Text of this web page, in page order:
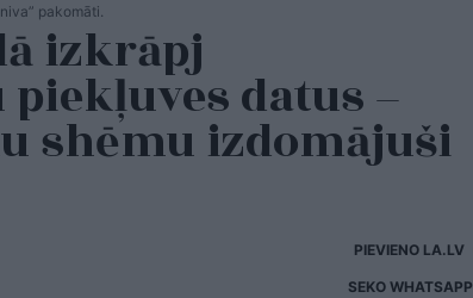
pakomāti.
izkrāpj
datus –
shēmu izdomājuši
PIEVIENO LA.LV
SEKO WHATSAPP